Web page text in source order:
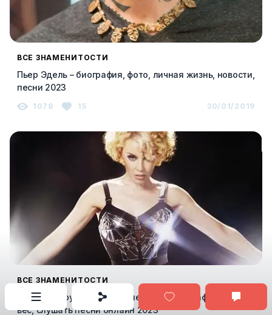
ВСЕ ЗНАМЕНИТОСТИ
Пьер Эдель – биография, фото, личная жизнь, новости,
песни 2023
1078 15 30/01/2019
ВСЕ ЗНАМЕНИТОСТИ
Кайли Миноуг (Kylie Minogue) фото, биография, рост и
вес, слушать песни онлайн 2023